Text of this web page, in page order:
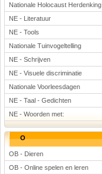
Nationale Holocaust Herdenking
NE - Literatuur
NE - Tools
Nationale Tuinvogeltelling
NE - Schrijven
NE - Visuele discriminatie
Nationale Voorleesdagen
NE - Taal - Gedichten
NE - Woorden met:
O
OB - Dieren
OB - Online spelen en leren